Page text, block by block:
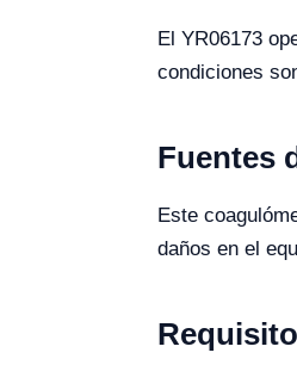
El YR06173
condiciones
Fuentes
Este
daños en el